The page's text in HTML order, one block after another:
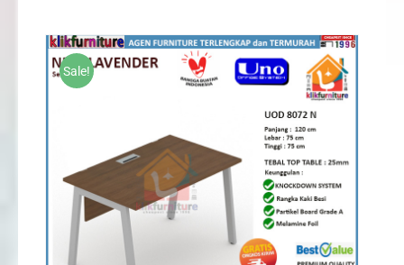
Sale!